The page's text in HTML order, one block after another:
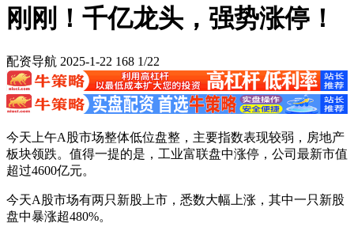
刚刚！千亿龙头，强势涨停！
配资导航 2025-1-22 168 1/22
今天上午A股市场整体低位盘整，主要指数表现较弱，房地产
板块领跌。值得一提的是，工业富联盘中涨停，公司最新市值
超过4600亿元。
今天A股市场有两只新股上市，悉数大幅上涨，其中一只新股
盘中暴涨超480%。